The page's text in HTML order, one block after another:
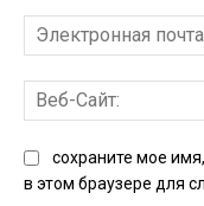
сохраните мое
в этом браузере для